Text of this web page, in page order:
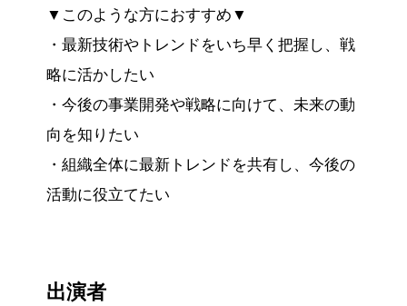
▼このような方におすすめ▼
・最新技術やトレンドをいち早く把握し、戦
略に活かしたい
・今後の事業開発や戦略に向けて、未来の動
向を知りたい
・組織全体に最新トレンドを共有し、今後の
活動に役立てたい
出演者